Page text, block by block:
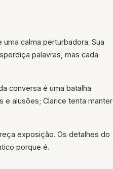
calma perturbadora. Sua
palavras, mas cada
conversa é uma batalha
e alusões; Clarice tenta manter
exposição. Os detalhes do
porque é.